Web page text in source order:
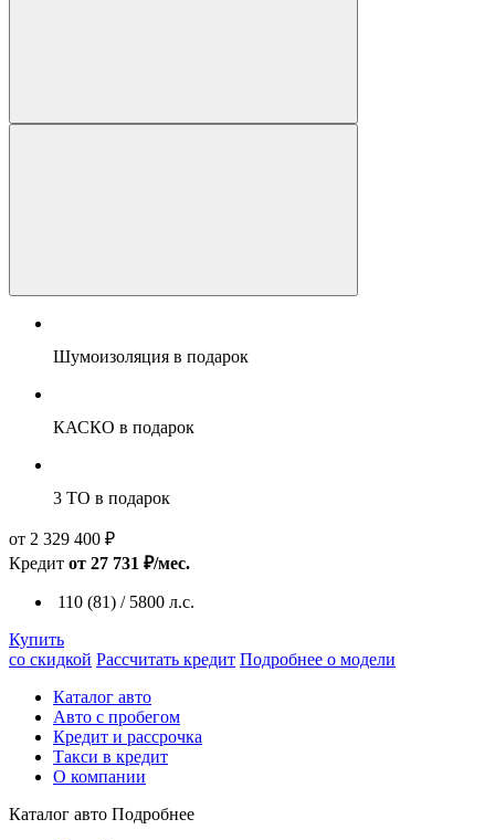
Шумоизоляция в подарок
КАСКО в подарок
3 ТО в подарок
от 2 329 400 ₽
Кредит от 27 731 ₽/мес.
110 (81) / 5800 л.с.
Купить
со скидкой Рассчитать кредит Подробнее о модели
Каталог авто
Авто с пробегом
Кредит и рассрочка
Такси в кредит
О компании
Каталог авто Подробнее